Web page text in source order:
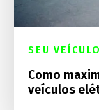
SEU VEÍCULO
Como
veículos